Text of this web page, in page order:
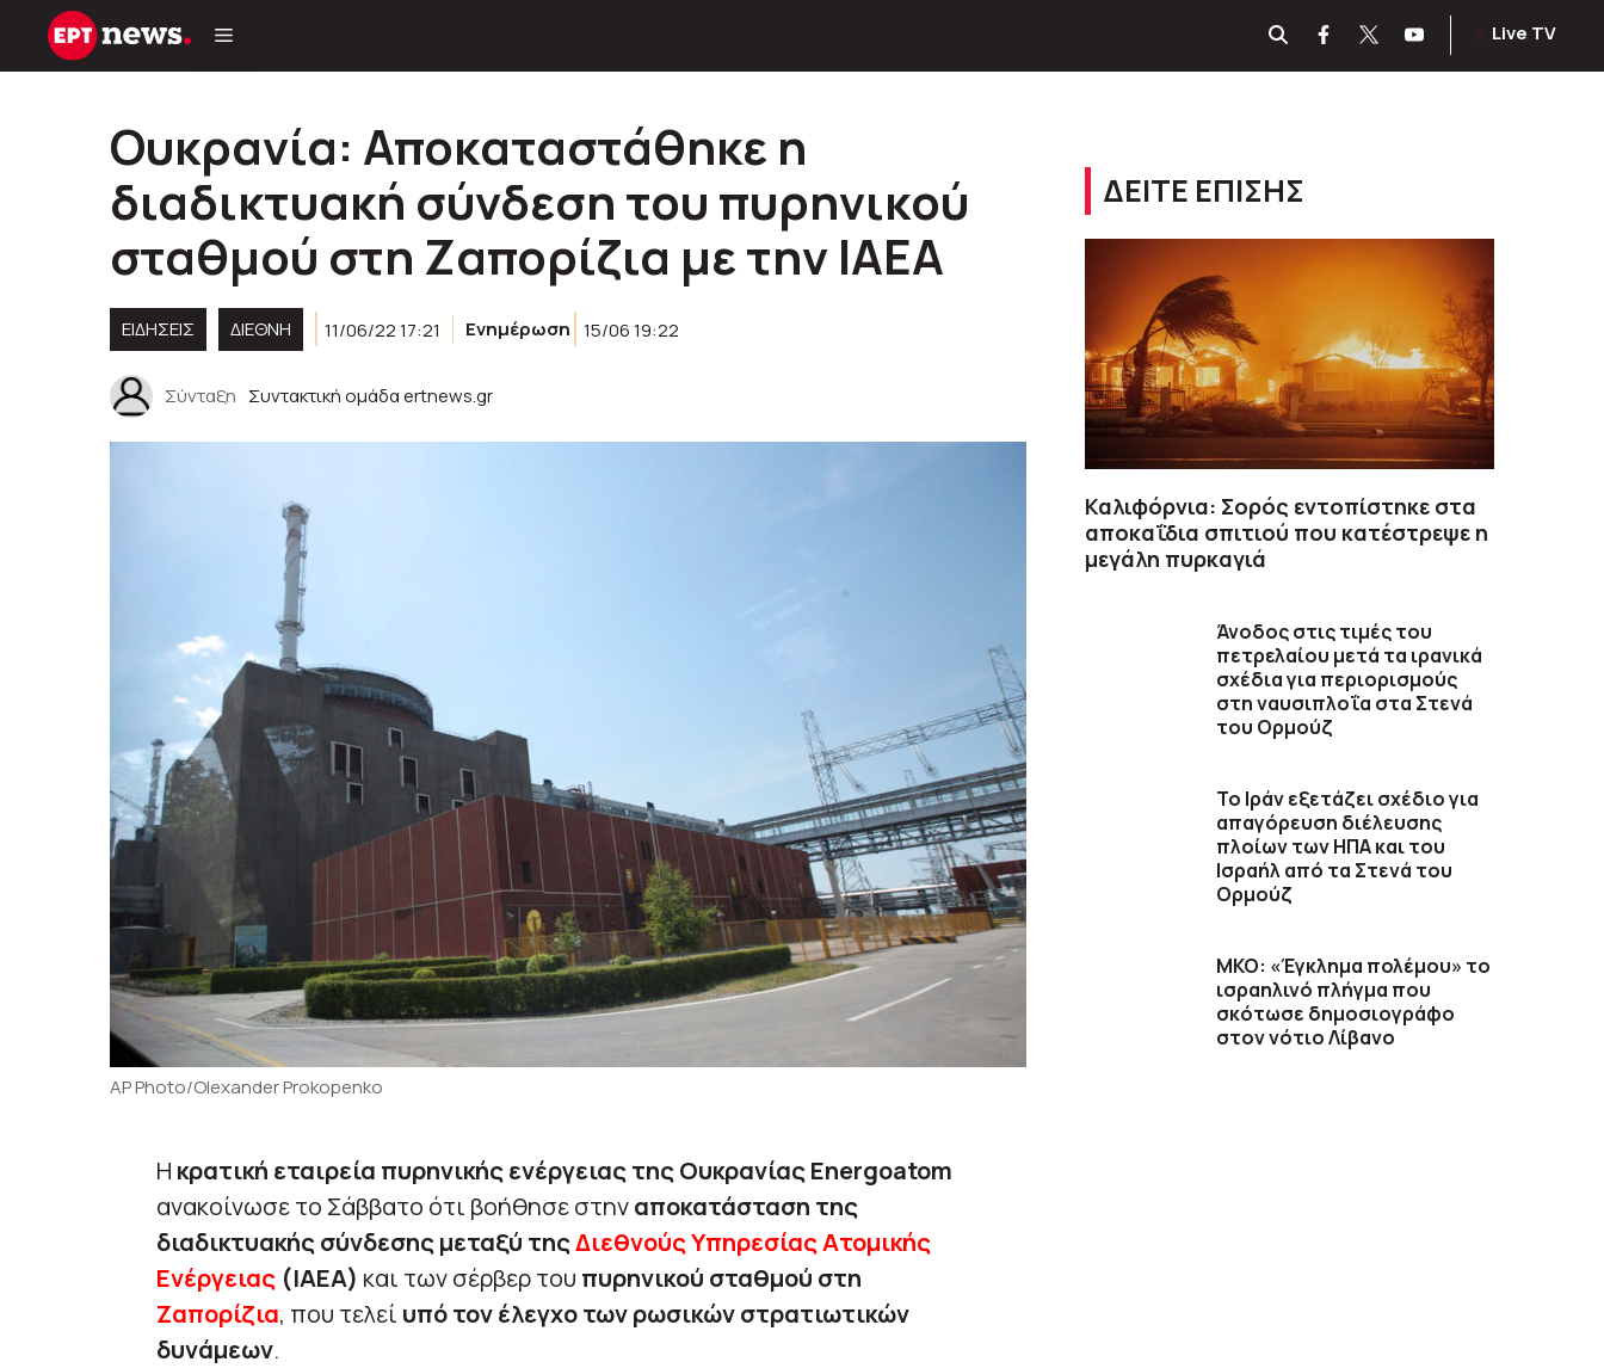
Μετάβαση
Live TV
Ουκρανία: Αποκαταστάθηκε η
διαδικτυακή σύνδεση του πυρηνικού
σταθμού στη Ζαπορίζια με την ΙΑΕΑ
ΕΙΔΗΣΕΙΣ ΔΙΕΘΝΗ 11/06/22 17:21 Ενημέρωση 15/06 19:22
Σύνταξη Συντακτική ομάδα ertnews.gr
AP Photo/Olexander Prokopenko
Η κρατική εταιρεία πυρηνικής ενέργειας της Ουκρανίας Energoatom
ανακοίνωσε το Σάββατο ότι βοήθησε στηναποκατάσταση της
διαδικτυακής σύνδεσης μεταξύ τηςΔιεθνούς Υπηρεσίας Ατομικής
Ενέργειας(IAEA) και των σέρβερ του πυρηνικού σταθμού στη
Ζαπορίζια, που τελεί υπό τον έλεγχο των ρωσικών στρατιωτικών
δυνάμεων.
ΔΕΙΤΕ ΕΠΙΣΗΣ
Καλιφόρνια: Σορός εντοπίστηκε στα
αποκαΐδια σπιτιού που κατέστρεψε η
μεγάλη πυρκαγιά
Άνοδος στις τιμές του
πετρελαίου μετά τα ιρανικά
σχέδια για περιορισμούς
στη ναυσιπλοΐα στα Στενά
του Ορμούζ
Το Ιράν εξετάζει σχέδιο για
απαγόρευση διέλευσης
πλοίων των ΗΠΑ και του
Ισραήλ από τα Στενά του
Ορμούζ
ΜΚΟ: «Έγκλημα πολέμου» το
ισραηλινό πλήγμα που
σκότωσε δημοσιογράφο
στον νότιο Λίβανο